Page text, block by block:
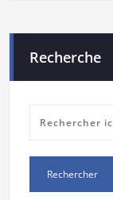
Recherche